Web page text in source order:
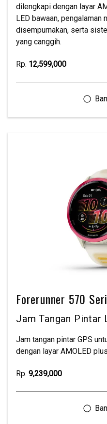
dilengkapi dengan layar
LED bawaan, pengalaman
disempurnakan, serta
yang canggih.
Rp. 12,599,000
Forerunner 570
Jam Tangan Pintar
Jam tangan pintar GPS
dengan layar AMOLED
Rp. 9,239,000